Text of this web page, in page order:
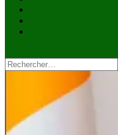
Rechercher :